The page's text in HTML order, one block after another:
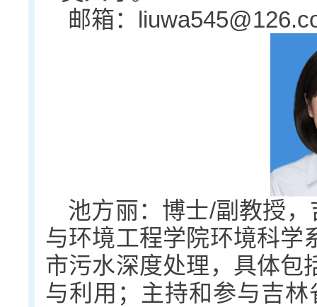
邮箱：
池方丽：博士/副教授
与环境工程学院环境科学
市污水深度处理，具体包
与利用；主持和参与吉